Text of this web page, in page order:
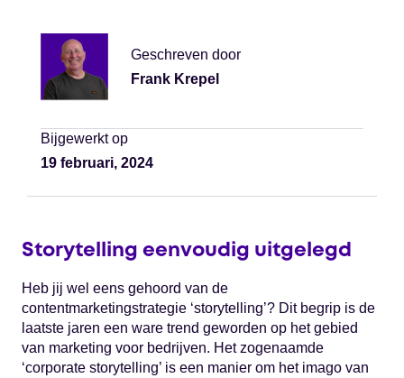
Geschreven door
Frank Krepel
Bijgewerkt op
19 februari, 2024
Storytelling eenvoudig uitgelegd
Heb jij wel eens gehoord van de
contentmarketingstrategie ‘storytelling’? Dit begrip is de
laatste jaren een ware trend geworden op het gebied
van marketing voor bedrijven. Het zogenaamde
‘corporate storytelling’ is een manier om het imago van